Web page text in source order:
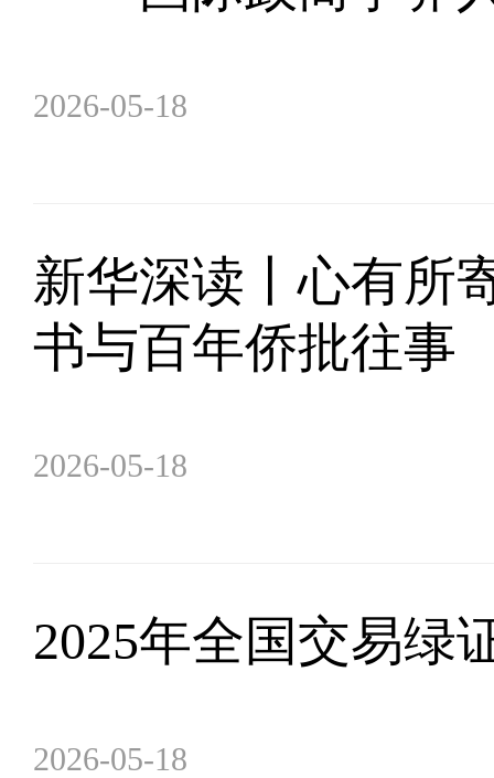
2026-05-18
新华深读丨心有
书与百年侨批往事
2026-05-18
2025年全国交易绿
2026-05-18